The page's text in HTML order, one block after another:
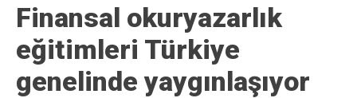
Finansal okuryazarlık
eğitimleri Türkiye
genelinde yaygınlaşıyor